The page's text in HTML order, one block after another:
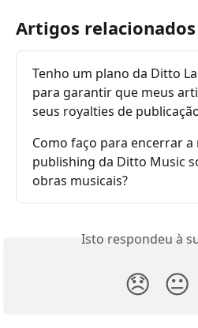
Artigos relacionados
Tenho um plano da Ditto
para garantir que meus
seus royalties de
Como faço para encerrar
publishing da Ditto Music
obras musicais?
Isto respondeu à
😞 😐